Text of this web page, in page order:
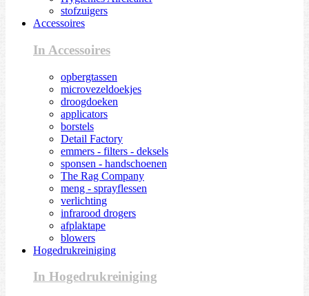
stofzuigers
Accessoires
In Accessoires
opbergtassen
microvezeldoekjes
droogdoeken
applicators
borstels
Detail Factory
emmers - filters - deksels
sponsen - handschoenen
The Rag Company
meng - sprayflessen
verlichting
infrarood drogers
afplaktape
blowers
Hogedrukreiniging
In Hogedrukreiniging